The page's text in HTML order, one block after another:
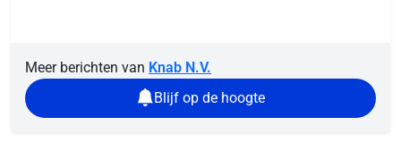
Meer berichten van Knab N.V.
Blijf op de hoogte